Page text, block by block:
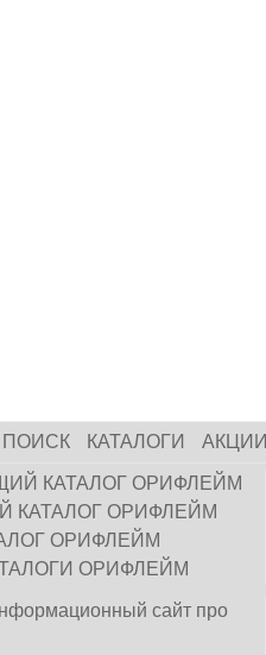
ПОИСК КАТАЛОГИ АКЦИИ
КАТАЛОГ ОРИФЛЕЙМ
КАТАЛОГ ОРИФЛЕЙМ
ОРИФЛЕЙМ
ОРИФЛЕЙМ
сайт про